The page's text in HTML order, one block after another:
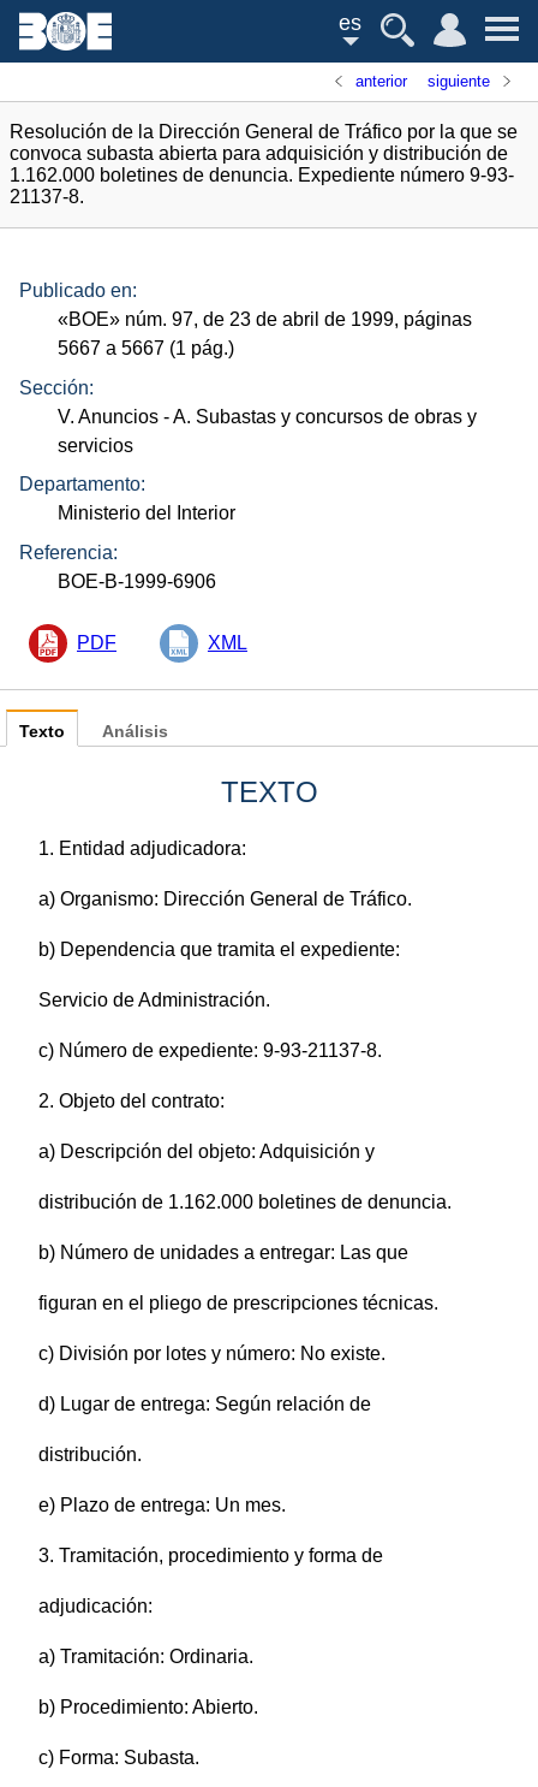
es
anterior siguiente
Resolución de la Dirección General de Tráfico por la que se
convoca subasta abierta para adquisición y distribución de
1.162.000 boletines de denuncia. Expediente número 9-93-
21137-8.
Publicado en:
«BOE» núm. 97, de 23 de abril de 1999, páginas
5667 a 5667 (1 pág.)
Sección:
V. Anuncios - A. Subastas y concursos de obras y
servicios
Departamento:
Ministerio del Interior
Referencia:
BOE-B-1999-6906
PDF XML
Texto
TEXTO
1. Entidad adjudicadora:
a) Organismo: Dirección General de Tráfico.
b) Dependencia que tramita el expediente:
Servicio de Administración.
c) Número de expediente: 9-93-21137-8.
2. Objeto del contrato:
a) Descripción del objeto: Adquisición y
distribución de 1.162.000 boletines de denuncia.
b) Número de unidades a entregar: Las que
figuran en el pliego de prescripciones técnicas.
c) División por lotes y número: No existe.
d) Lugar de entrega: Según relación de
distribución.
e) Plazo de entrega: Un mes.
3. Tramitación, procedimiento y forma de
adjudicación:
a) Tramitación: Ordinaria.
b) Procedimiento: Abierto.
c) Forma: Subasta.
Análisis